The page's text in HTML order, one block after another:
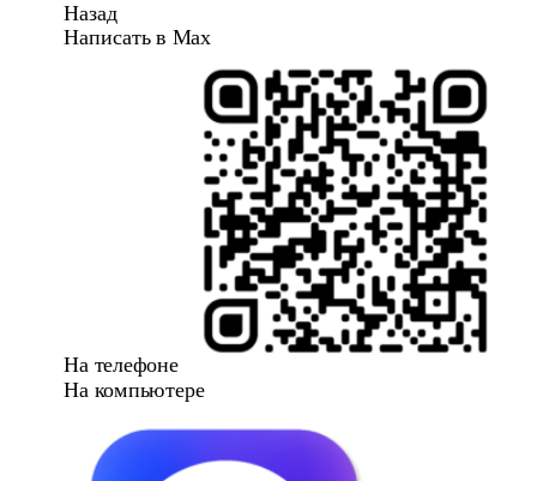
Назад
Написать в Max
На телефоне
На компьютере